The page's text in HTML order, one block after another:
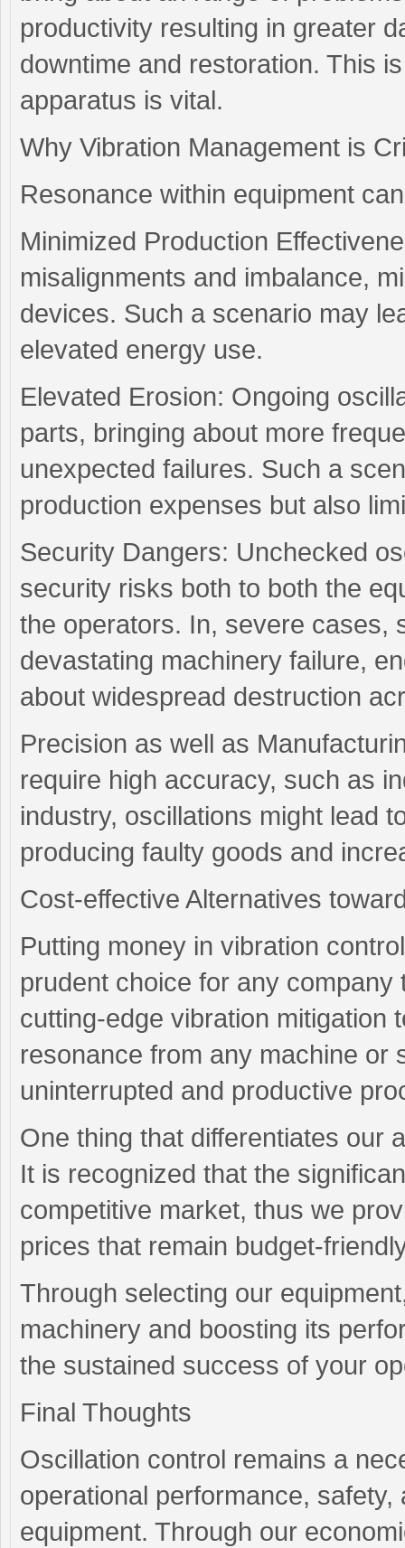
productivity resulting in greater
downtime and restoration. This
apparatus is vital.
Why Vibration Management is
Resonance within equipment
Minimized Production
misalignments and imbalance,
devices. Such a scenario may
elevated energy use.
Elevated Erosion: Ongoing
parts, bringing about more
unexpected failures. Such a
production expenses but also
Security Dangers: Unchecked
security risks both to both the
the operators. In, severe cases,
devastating machinery failure,
about widespread destruction
Precision as well as
require high accuracy, such as
industry, oscillations might lead
producing faulty goods and
Cost-effective Alternatives
Putting money in vibration
prudent choice for any
cutting-edge vibration mitigation
resonance from any machine or
uninterrupted and productive
One thing that differentiates our
It is recognized that the
competitive market, thus we
prices that remain budget-
Through selecting our
machinery and boosting its
the sustained success of your
Final Thoughts
Oscillation control remains a
operational performance,
equipment. Through our